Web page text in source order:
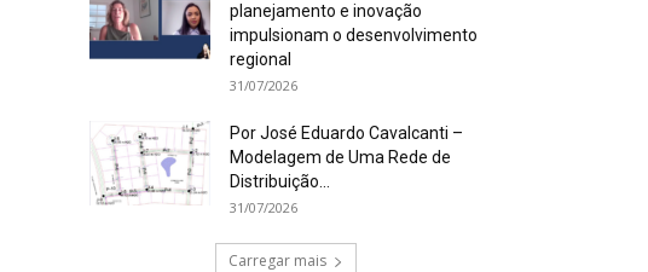
planejamento e inovação
impulsionam o desenvolvimento
regional
31/07/2026
Por José Eduardo Cavalcanti –
Modelagem de Uma Rede de
Distribuição...
31/07/2026
Carregar mais